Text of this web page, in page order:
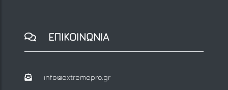
ΕΠΙΚΟΙΝΩΝΙΑ
info@extremepro.gr